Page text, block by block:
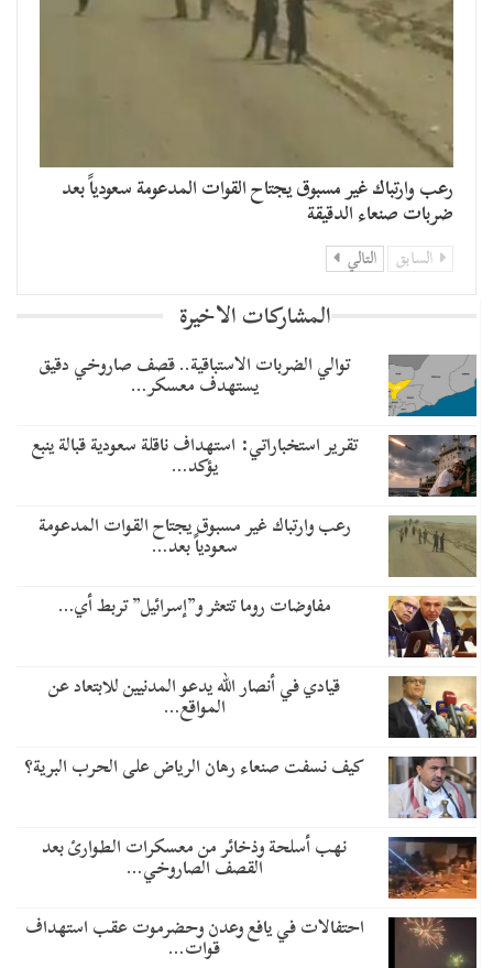
رعب وارتباك غير مسبوق يجتاح القوات المدعومة سعودياً بعد
ضربات صنعاء الدقيقة
السابق التالي
المشاركات الاخيرة
توالي الضربات الاستباقية.. قصف صاروخي دقيق
يستهدف معسكر…
تقرير استخباراتي: استهداف ناقلة سعودية قبالة ينبع
يؤكد…
رعب وارتباك غير مسبوق يجتاح القوات المدعومة
سعودياً بعد…
مفاوضات روما تتعثر و”إسرائيل” تربط أي…
قيادي في أنصار الله يدعو المدنيين للابتعاد عن
المواقع…
كيف نسفت صنعاء رهان الرياض على الحرب البرية؟
نهب أسلحة وذخائر من معسكرات الطوارئ بعد
القصف الصاروخي…
احتفالات في يافع وعدن وحضرموت عقب استهداف
قوات…